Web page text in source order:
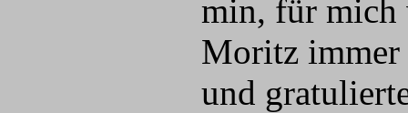
min, für mich
Moritz immer
und